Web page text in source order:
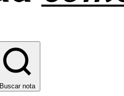
Buscar nota